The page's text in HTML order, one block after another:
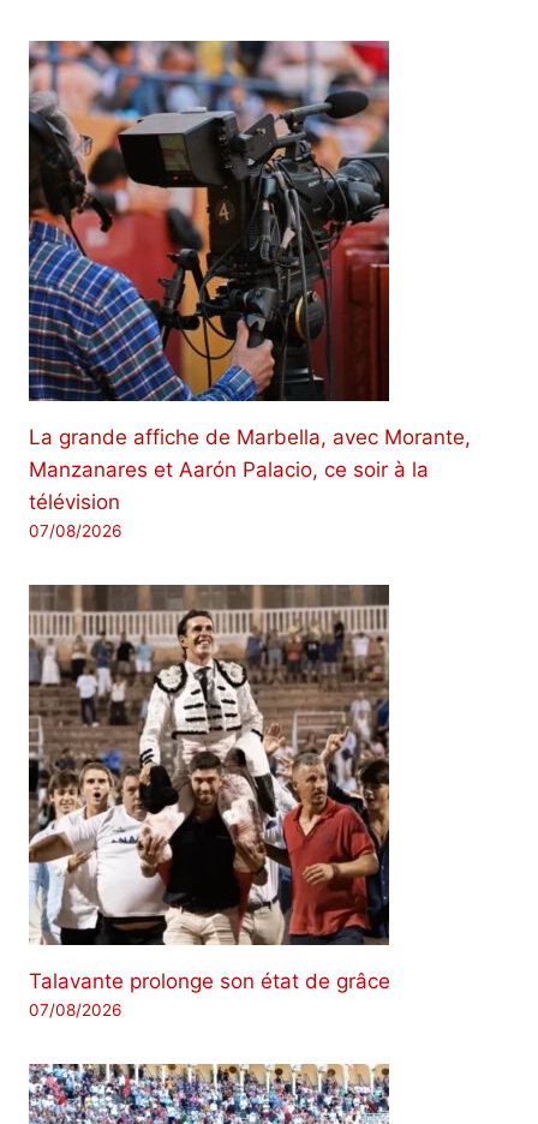
La grande affiche de Marbella, avec Morante,
Manzanares et Aarón Palacio, ce soir à la
télévision
07/08/2026
Talavante prolonge son état de grâce
07/08/2026